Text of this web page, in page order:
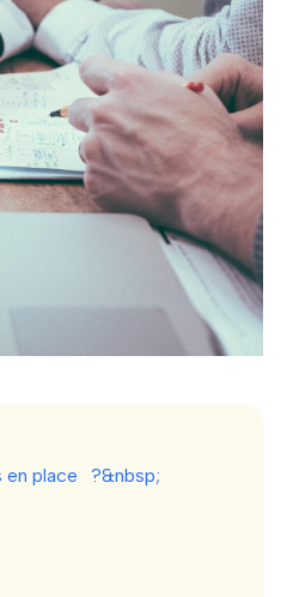
en place‎‍‌ ?&nbsp;